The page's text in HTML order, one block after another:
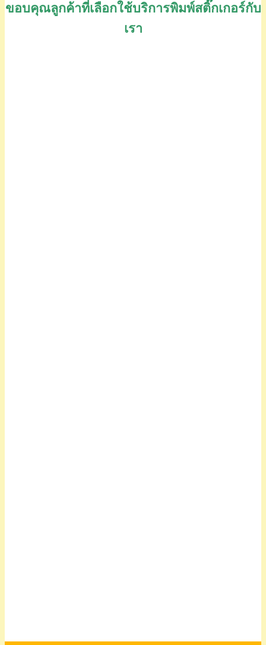
ขอบคุณลูกค้าที่เลือกใช้บริการพิมพ์สติ๊กเกอร์กับ
เรา